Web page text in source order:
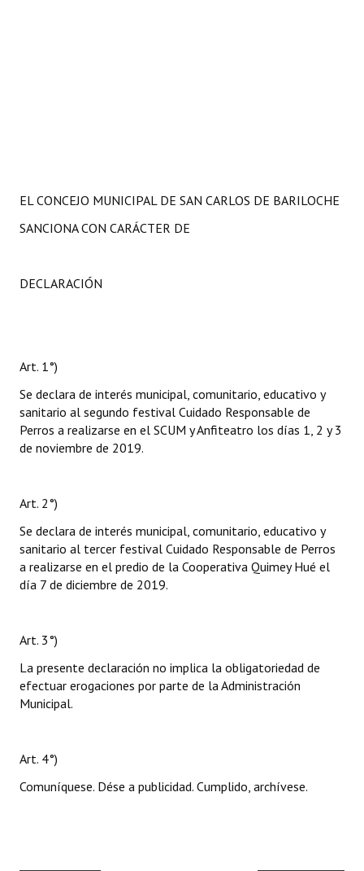
EL CONCEJO MUNICIPAL DE SAN CARLOS DE BARILOCHE
SANCIONA CON CARÁCTER DE
DECLARACIÓN
Art. 1°)
Se declara de interés municipal, comunitario, educativo y
sanitario al segundo festival Cuidado Responsable de
Perros a realizarse en el SCUM y Anfiteatro los días 1, 2 y 3
de noviembre de 2019.
Art. 2°)
Se declara de interés municipal, comunitario, educativo y
sanitario al tercer festival Cuidado Responsable de Perros
a realizarse en el predio de la Cooperativa Quimey Hué el
día 7 de diciembre de 2019.
Art. 3°)
La presente declaración no implica la obligatoriedad de
efectuar erogaciones por parte de la Administración
Municipal.
Art. 4°)
Comuníquese. Dése a publicidad. Cumplido, archívese.